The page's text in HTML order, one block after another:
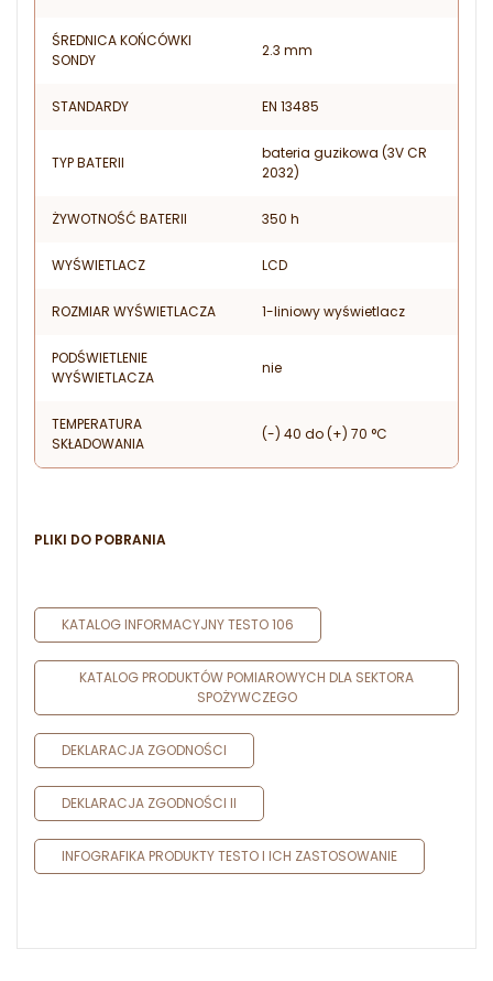
ŚREDNICA KOŃCÓWKI
SONDY
2.3 mm
STANDARDY EN 13485
TYP BATERII
bateria guzikowa (3V CR
2032)
ŻYWOTNOŚĆ BATERII 350 h
WYŚWIETLACZ LCD
ROZMIAR WYŚWIETLACZA 1-liniowy wyświetlacz
PODŚWIETLENIE
WYŚWIETLACZA
nie
TEMPERATURA
SKŁADOWANIA
(-) 40 do (+) 70 °C
PLIKI DO POBRANIA
KATALOG INFORMACYJNY TESTO 106
KATALOG PRODUKTÓW POMIAROWYCH DLA SEKTORA
SPOŻYWCZEGO
DEKLARACJA ZGODNOŚCI
DEKLARACJA ZGODNOŚCI II
INFOGRAFIKA PRODUKTY TESTO I ICH ZASTOSOWANIE